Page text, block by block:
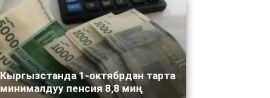
Кыргызстанда 1-октябрдан тарта
минималдуу пенсия 8,8 миң